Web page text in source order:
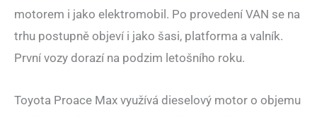
motorem i jako elektromobil. Po provedení VAN se na
trhu postupně objeví i jako šasi, platforma a valník.
První vozy dorazí na podzim letošního roku.
Toyota Proace Max využívá dieselový motor o objemu